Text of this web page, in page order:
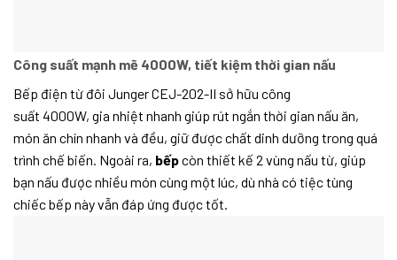
Công suất mạnh mẽ 4000W, tiết kiệm thời gian nấu
Bếp điện từ đôi Junger CEJ-202-II sở hữu công
suất 4000W, gia nhiệt nhanh giúp rút ngắn thời gian nấu ăn,
món ăn chín nhanh và đều, giữ được chất dinh dưỡng trong quá
trình chế biến. Ngoài ra, bếpcòn thiết kế 2 vùng nấu từ, giúp
bạn nấu được nhiều món cùng một lúc, dù nhà có tiệc tùng
chiếc bếp này vẫn đáp ứng được tốt.